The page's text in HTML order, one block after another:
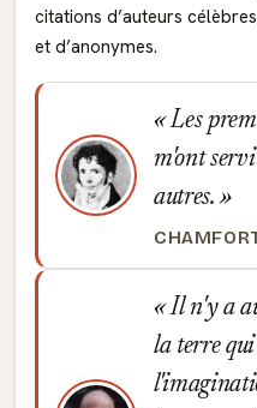
citations d’auteurs
et d’anonymes.
Les
m'ont
autres.
Il n'y a
la terre